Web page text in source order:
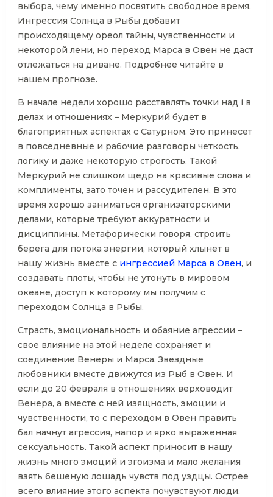
выбора, чему именно посвятить свободное время.
Ингрессия Солнца в Рыбы добавит
происходящему ореол тайны, чувственности и
некоторой лени, но переход Марса в Овен не даст
отлежаться на диване. Подробнее читайте в
нашем прогнозе.
В начале недели хорошо расставлять точки над i в
делах и отношениях – Меркурий будет в
благоприятных аспектах с Сатурном. Это принесет
в повседневные и рабочие разговоры четкость,
логику и даже некоторую строгость. Такой
Меркурий не слишком щедр на красивые слова и
комплименты, зато точен и рассудителен. В это
время хорошо заниматься организаторскими
делами, которые требуют аккуратности и
дисциплины. Метафорически говоря, строить
берега для потока энергии, который хлынет в
нашу жизнь вместе с ингрессией Марса в Овен, и
создавать плоты, чтобы не утонуть в мировом
океане, доступ к которому мы получим с
переходом Солнца в Рыбы.
Страсть, эмоциональность и обаяние агрессии –
свое влияние на этой неделе сохраняет и
соединение Венеры и Марса. Звездные
любовники вместе движутся из Рыб в Овен. И
если до 20 февраля в отношениях верховодит
Венера, а вместе с ней изящность, эмоции и
чувственности, то с переходом в Овен править
бал начнут агрессия, напор и ярко выраженная
сексуальность. Такой аспект приносит в нашу
жизнь много эмоций и эгоизма и мало желания
взять бешеную лошадь чувств под уздцы. Острее
всего влияние этого аспекта почувствуют люди,